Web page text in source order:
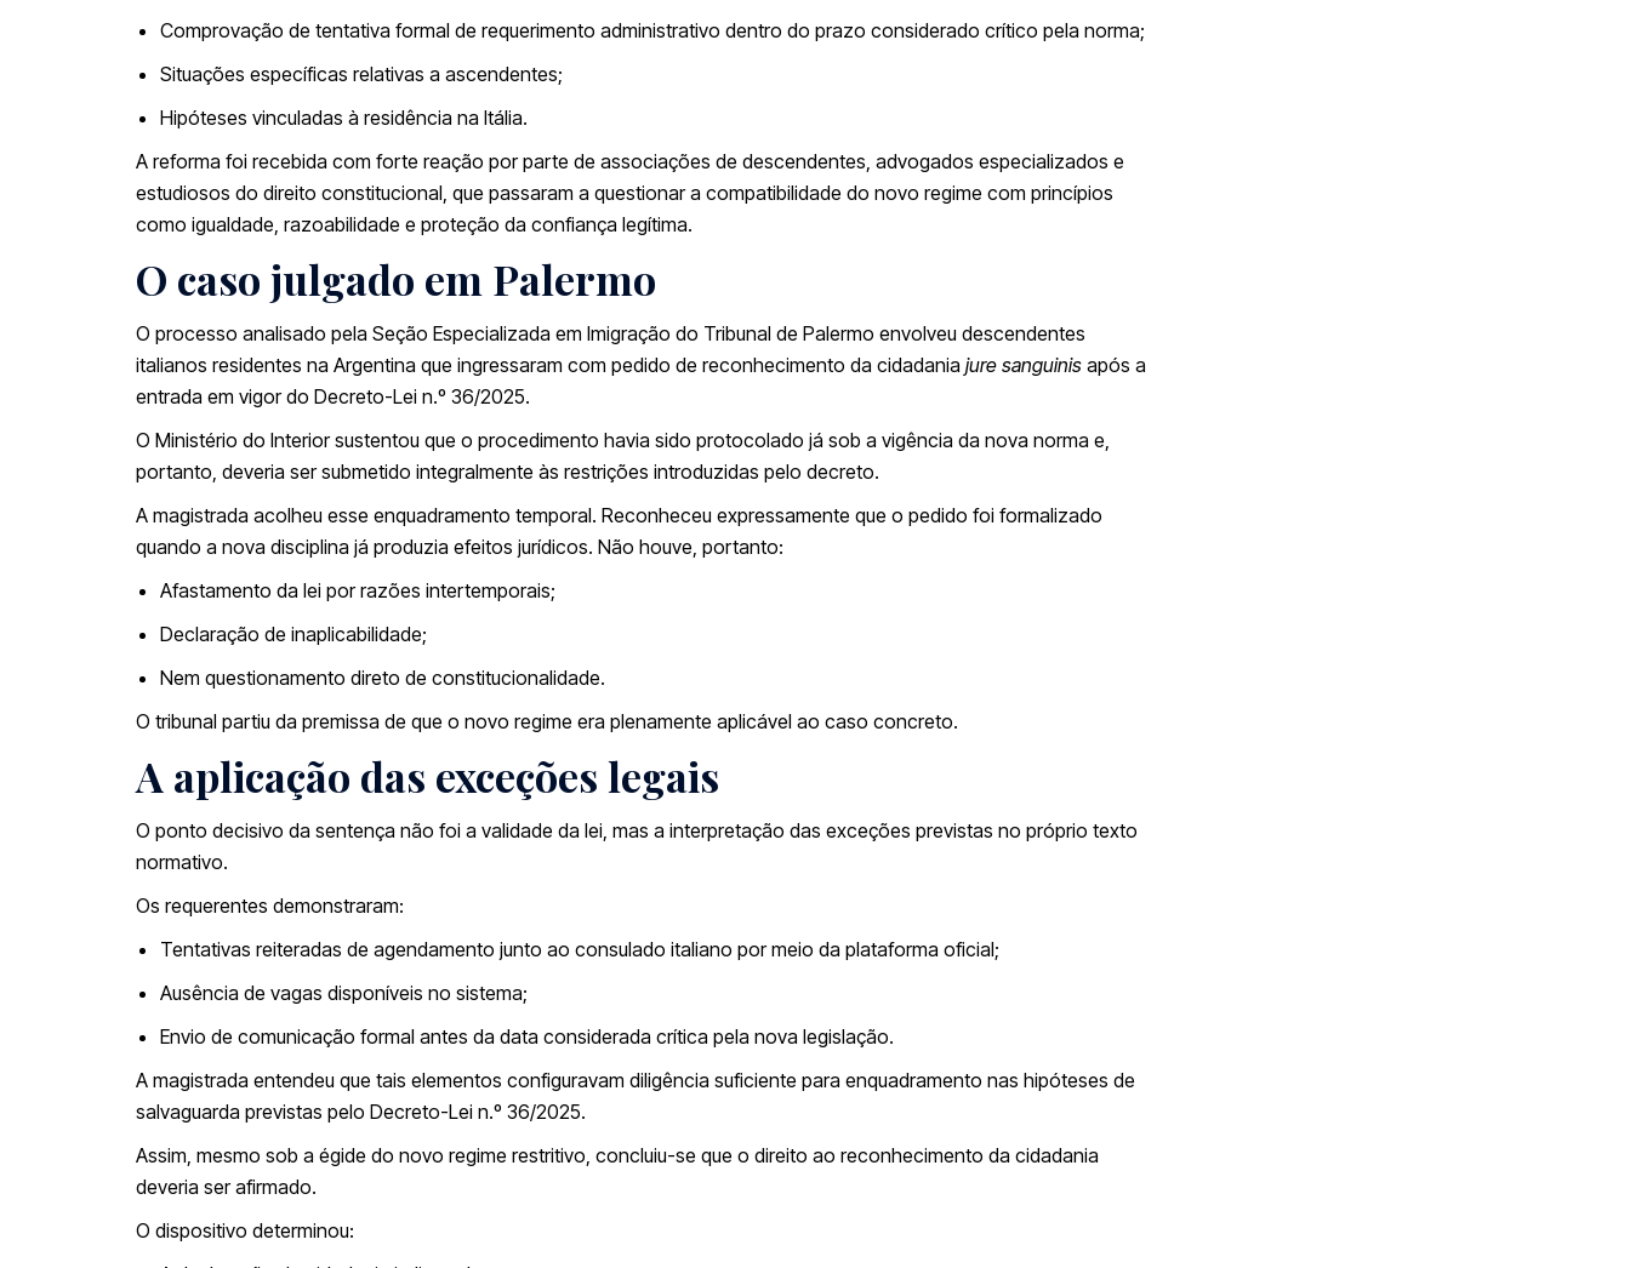
Comprovação de tentativa formal de requerimento administrativo dentro do prazo considerado crítico pela norma;
Situações específicas relativas a ascendentes;
Hipóteses vinculadas à residência na Itália.
A reforma foi recebida com forte reação por parte de associações de descendentes, advogados especializados e
estudiosos do direito constitucional, que passaram a questionar a compatibilidade do novo regime com princípios
como igualdade, razoabilidade e proteção da confiança legítima.
O caso julgado em Palermo
O processo analisado pela Seção Especializada em Imigração do Tribunal de Palermo envolveu descendentes
italianos residentes na Argentina que ingressaram com pedido de reconhecimento da cidadania jure sanguinis após a
entrada em vigor do Decreto-Lei n.º 36/2025.
O Ministério do Interior sustentou que o procedimento havia sido protocolado já sob a vigência da nova norma e,
portanto, deveria ser submetido integralmente às restrições introduzidas pelo decreto.
A magistrada acolheu esse enquadramento temporal. Reconheceu expressamente que o pedido foi formalizado
quando a nova disciplina já produzia efeitos jurídicos. Não houve, portanto:
Afastamento da lei por razões intertemporais;
Declaração de inaplicabilidade;
Nem questionamento direto de constitucionalidade.
O tribunal partiu da premissa de que o novo regime era plenamente aplicável ao caso concreto.
A aplicação das exceções legais
O ponto decisivo da sentença não foi a validade da lei, mas a interpretação das exceções previstas no próprio texto
normativo.
Os requerentes demonstraram:
Tentativas reiteradas de agendamento junto ao consulado italiano por meio da plataforma oficial;
Ausência de vagas disponíveis no sistema;
Envio de comunicação formal antes da data considerada crítica pela nova legislação.
A magistrada entendeu que tais elementos configuravam diligência suficiente para enquadramento nas hipóteses de
salvaguarda previstas pelo Decreto-Lei n.º 36/2025.
Assim, mesmo sob a égide do novo regime restritivo, concluiu-se que o direito ao reconhecimento da cidadania
deveria ser afirmado.
O dispositivo determinou: